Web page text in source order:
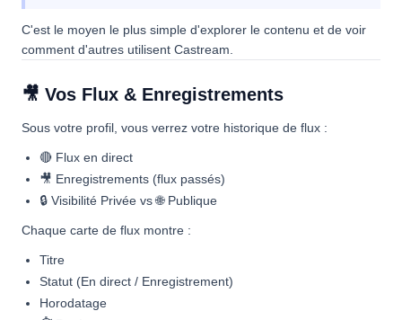
C'est le moyen le plus simple d'explorer le contenu et de voir
comment d'autres utilisent Castream.
🎥 Vos Flux & Enregistrements
Sous votre profil, vous verrez votre historique de flux :
🔴 Flux en direct
🎥 Enregistrements (flux passés)
🔒 Visibilité Privée vs 🌐 Publique
Chaque carte de flux montre :
Titre
Statut (En direct / Enregistrement)
Horodatage